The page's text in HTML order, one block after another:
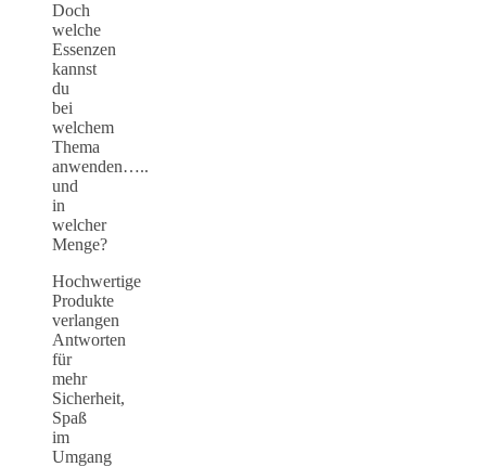
Doch
welche
Essenzen
kannst
du
bei
welchem
Thema
anwenden…..
und
in
welcher
Menge?
Hochwertige
Produkte
verlangen
Antworten
für
mehr
Sicherheit,
Spaß
im
Umgang